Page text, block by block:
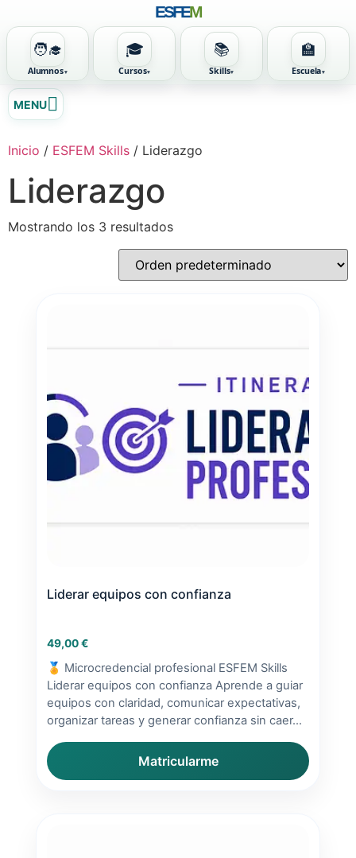
ESFEM
🧑‍🎓
Alumnos
🎓
Cursos
📚
Skills
🏫
Escuela
al
MENU
Inicio / ESFEM Skills / Liderazgo
Liderazgo
Mostrando los 3 resultados
Liderar equipos con confianza
49,00€
🏅 Microcredencial profesional ESFEM Skills
Liderar equipos con confianza Aprende a guiar
equipos con claridad, comunicar expectativas,
organizar tareas y generar confianza sin caer...
Matricularme